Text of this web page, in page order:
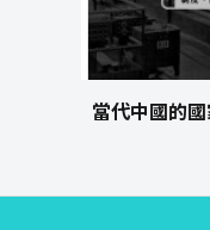
當代中國的